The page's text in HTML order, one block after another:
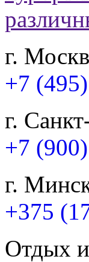
г.
+7
г.
+7
г.
+375
Отдых